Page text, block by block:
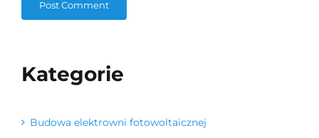
Kategorie
Budowa elektrowni fotowoltaicznej